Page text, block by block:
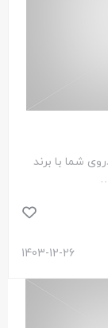
شما با برند
1403-12-26